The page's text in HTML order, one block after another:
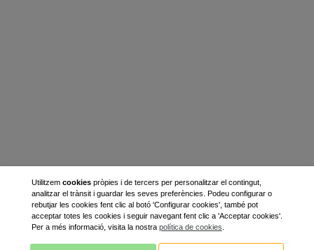
Utilitzem cookiespròpies i de tercers per personalitzar el contingut,
analitzar el trànsit i guardar les seves preferències. Podeu configurar o
rebutjar les cookies fent clic al botó 'Configurar cookies', també pot
acceptar totes les cookies i seguir navegant fent clic a 'Acceptar cookies'.
Per a més informació, visita la nostra política de cookies